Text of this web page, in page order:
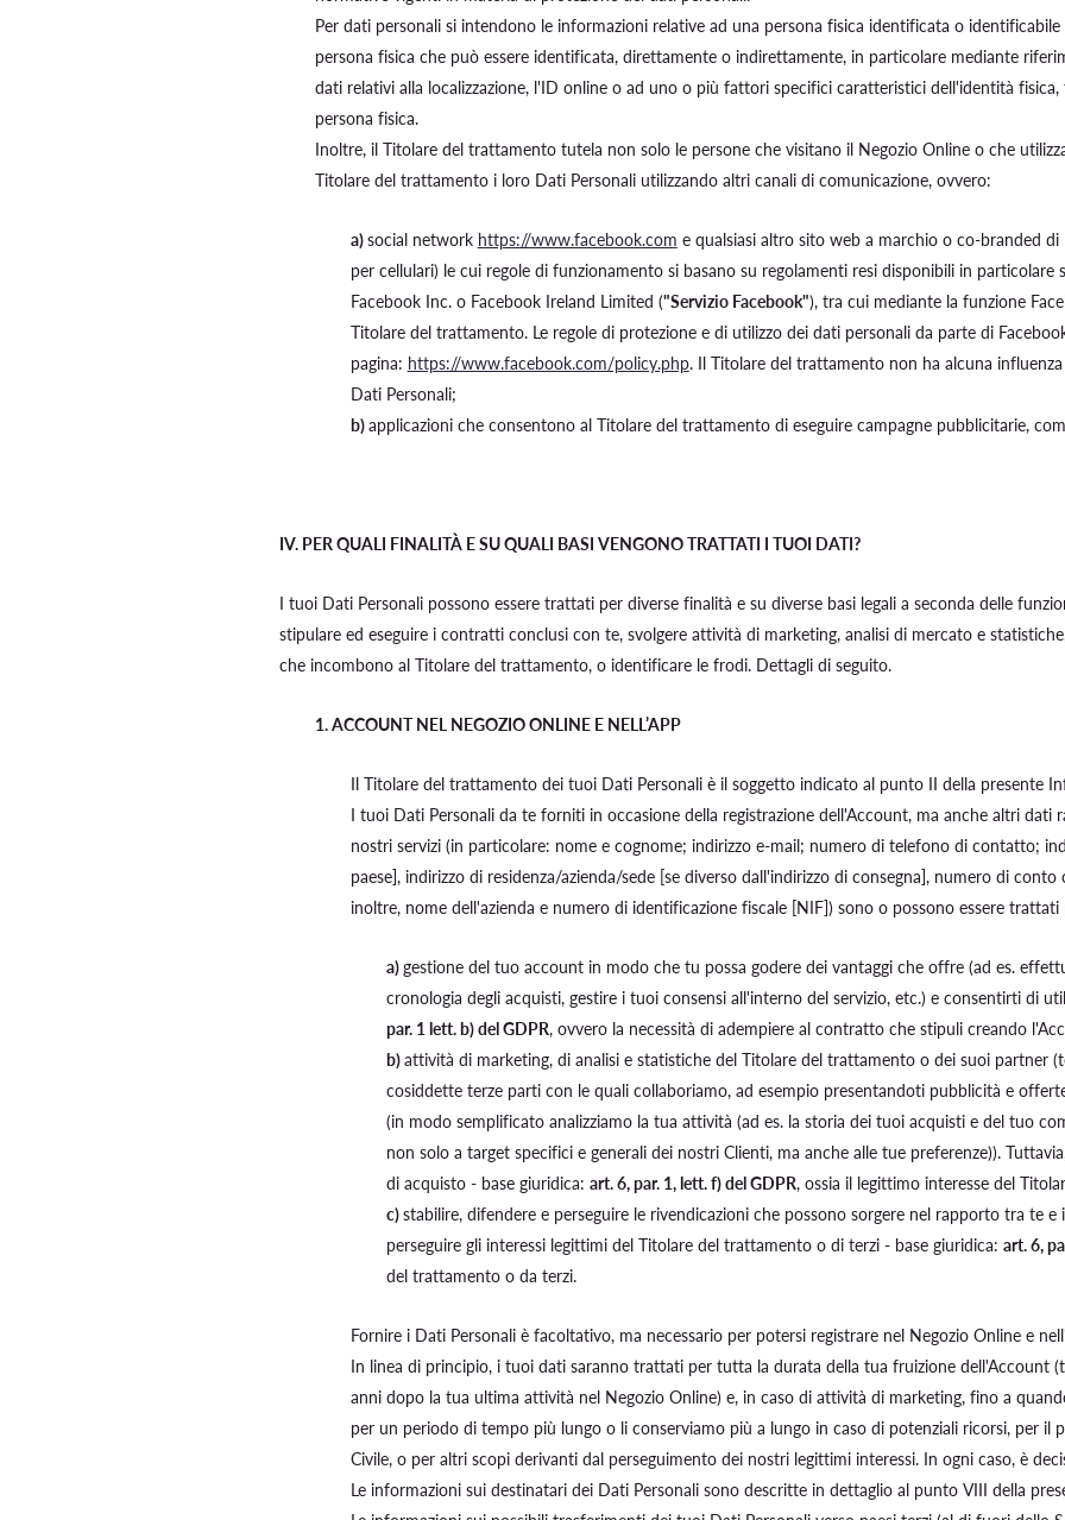
Per dati personali si intendono le informazioni relative ad una persona fisica identificata o identificabile
persona fisica che può essere identificata, direttamente o indirettamente, in particolare mediante
dati relativi alla localizzazione, l'ID online o ad uno o più fattori specifici caratteristici dell'identità
persona fisica.
Inoltre, il Titolare del trattamento tutela non solo le persone che visitano il Negozio Online o che
Titolare del trattamento i loro Dati Personali utilizzando altri canali di comunicazione, ovvero:
a)social network https://www.facebook.com e qualsiasi altro sito web a marchio o co-branded
per cellulari) le cui regole di funzionamento si basano su regolamenti resi disponibili in particolare
Facebook Inc. o Facebook Ireland Limited ("Servizio Facebook"), tra cui mediante la funzione
Titolare del trattamento. Le regole di protezione e di utilizzo dei dati personali da parte di
pagina: https://www.facebook.com/policy.php. Il Titolare del trattamento non ha alcuna
Dati Personali;
b)applicazioni che consentono al Titolare del trattamento di eseguire campagne pubblicitarie,
IV. PER QUALI FINALITÀ E SU QUALI BASI VENGONO TRATTATI I TUOI DATI?
I tuoi Dati Personali possono essere trattati per diverse finalità e su diverse basi legali a seconda delle
stipulare ed eseguire i contratti conclusi con te, svolgere attività di marketing, analisi di mercato e
che incombono al Titolare del trattamento, o identificare le frodi. Dettagli di seguito.
1.ACCOUNT NEL NEGOZIO ONLINE E NELL’APP
Il Titolare del trattamento dei tuoi Dati Personali è il soggetto indicato al punto II della presente
I tuoi Dati Personali da te forniti in occasione della registrazione dell'Account, ma anche altri
nostri servizi (in particolare: nome e cognome; indirizzo e-mail; numero di telefono di contatto;
paese], indirizzo di residenza/azienda/sede [se diverso dall'indirizzo di consegna], numero di
inoltre, nome dell'azienda e numero di identificazione fiscale [NIF]) sono o possono essere
a)gestione del tuo account in modo che tu possa godere dei vantaggi che offre (ad es.
cronologia degli acquisti, gestire i tuoi consensi all'interno del servizio, etc.) e consentirti di
par. 1 lett. b) del GDPR, ovvero la necessità di adempiere al contratto che stipuli creando
b)attività di marketing, di analisi e statistiche del Titolare del trattamento o dei suoi partner
cosiddette terze parti con le quali collaboriamo, ad esempio presentandoti pubblicità e
(in modo semplificato analizziamo la tua attività (ad es. la storia dei tuoi acquisti e del tuo
non solo a target specifici e generali dei nostri Clienti, ma anche alle tue preferenze)).
di acquisto - base giuridica: art. 6, par. 1, lett. f) del GDPR, ossia il legittimo interesse del
c)stabilire, difendere e perseguire le rivendicazioni che possono sorgere nel rapporto tra te
perseguire gli interessi legittimi del Titolare del trattamento o di terzi - base giuridica: art. 6,
del trattamento o da terzi.
Fornire i Dati Personali è facoltativo, ma necessario per potersi registrare nel Negozio Online e
In linea di principio, i tuoi dati saranno trattati per tutta la durata della tua fruizione dell'Account
anni dopo la tua ultima attività nel Negozio Online) e, in caso di attività di marketing, fino a
per un periodo di tempo più lungo o li conserviamo più a lungo in caso di potenziali ricorsi, per il
Civile, o per altri scopi derivanti dal perseguimento dei nostri legittimi interessi. In ogni caso, è
Le informazioni sui destinatari dei Dati Personali sono descritte in dettaglio al punto VIII della